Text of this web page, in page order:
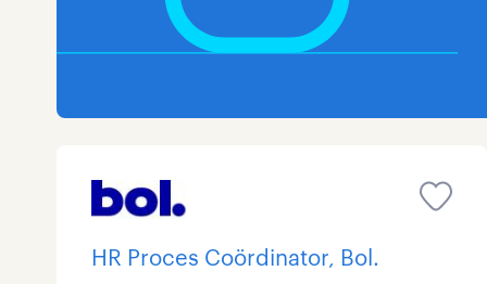
HR Proces Coördinator, Bol.